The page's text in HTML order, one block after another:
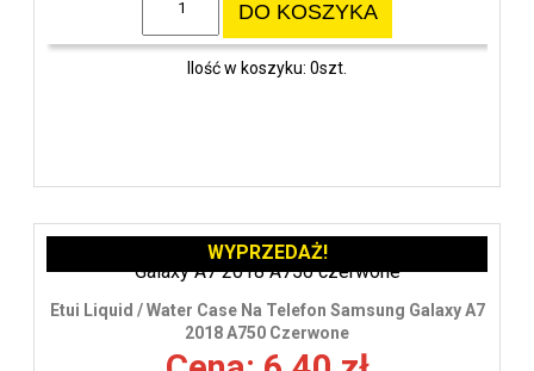
DO KOSZYKA
Ilość w koszyku: 0szt.
Etui Liquid / Water Case Na Telefon Samsung Galaxy A7
2018 A750 Czerwone
WYPRZEDAŻ!